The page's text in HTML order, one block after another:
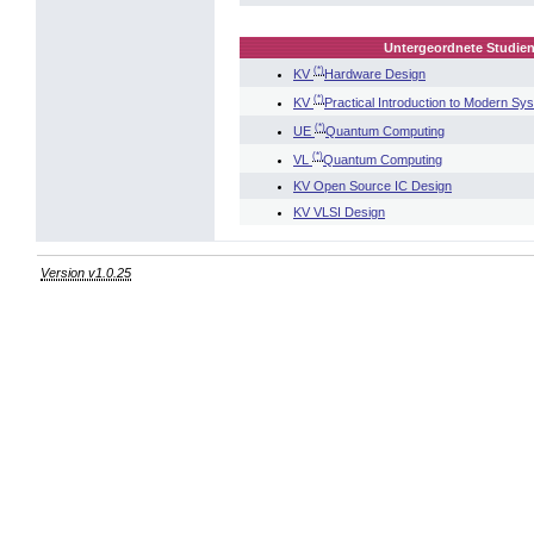
Untergeordnete
KV (*)Hardware Design
KV (*)Practical Introduction to Modern
UE (*)Quantum Computing
VL
(*)Quantum Computing
KV Open Source IC Design
KV VLSI Design
Version v1.0.25